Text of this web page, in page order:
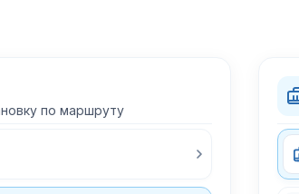
по маршруту